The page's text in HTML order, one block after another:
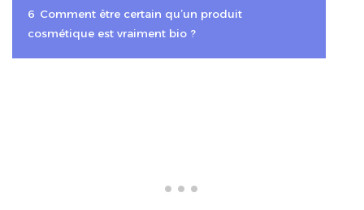
6 Comment être certain qu’un produit
cosmétique est vraiment bio ?